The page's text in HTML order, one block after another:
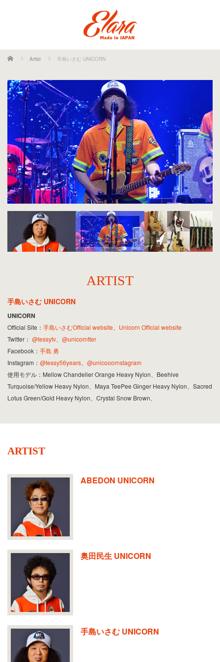
ホーム Artist 手島いさむ UNICORN
ARTIST
手島いさむ UNICORN
UNICORN
Official Site： 手島いさむOfficial website
Unicorn Official website
Twitter： @tessytv
@unicorntter
Facebook： 手島 勇
Instagram： @tessy56years
@unicooornstagram
使用モデル：Mellow Chandelier Orange Heavy Nylon、Beehive
Turquoise/Yellow Heavy Nylon、Maya TeePee Ginger Heavy Nylon、Sacred
Lotus Green/Gold Heavy Nylon、Crystal Snow Brown、
ARTIST
ABEDON UNICORN
奥田民生 UNICORN
手島いさむ UNICORN